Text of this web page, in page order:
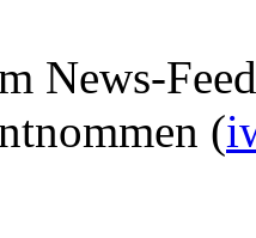
News-
(